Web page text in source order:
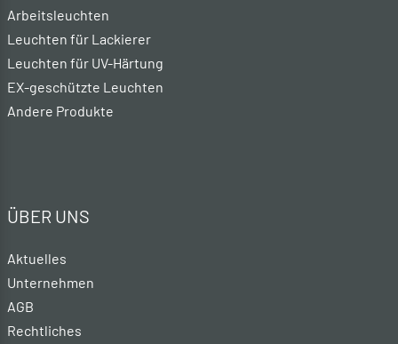
Arbeitsleuchten
Leuchten für Lackierer
Leuchten für UV-Härtung
EX-geschützte Leuchten
Andere Produkte
ÜBER UNS
Aktuelles
Unternehmen
AGB
Rechtliches